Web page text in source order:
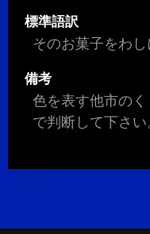
標準語訳
そのお菓子をわ
備考
色を表す他市の
で判断して下さい